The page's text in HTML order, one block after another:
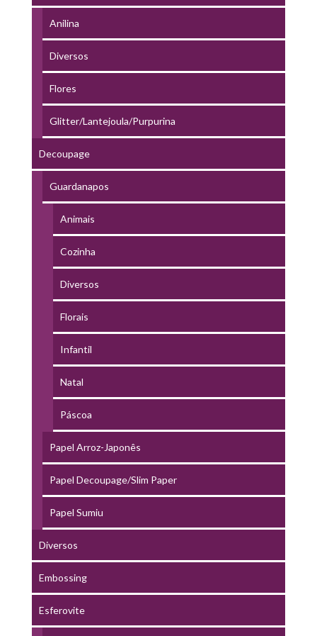
Anilina
Diversos
Flores
Glitter/Lantejoula/Purpurina
Decoupage
Guardanapos
Animais
Cozinha
Diversos
Florais
Infantil
Natal
Páscoa
Papel Arroz-Japonês
Papel Decoupage/Slim Paper
Papel Sumiu
Diversos
Embossing
Esferovite